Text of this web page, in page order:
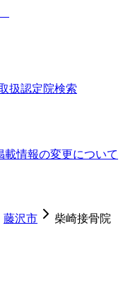
扱認定院検索
載情報の変更について
藤沢市
柴崎接骨院